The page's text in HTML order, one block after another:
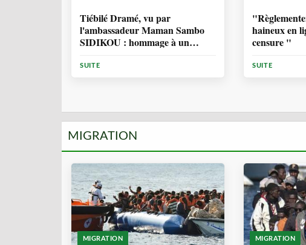
Tiébilé Dramé, vu par
l'ambassadeur Maman Sambo
SIDIKOU : hommage à un
d'inspiration
SUITE
haineux en
censure "
SUITE
MIGRATION
MIGRATION MIGRATION